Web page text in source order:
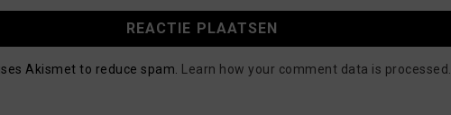
Akismet to reduce spam. Learn how your comment data is processed.